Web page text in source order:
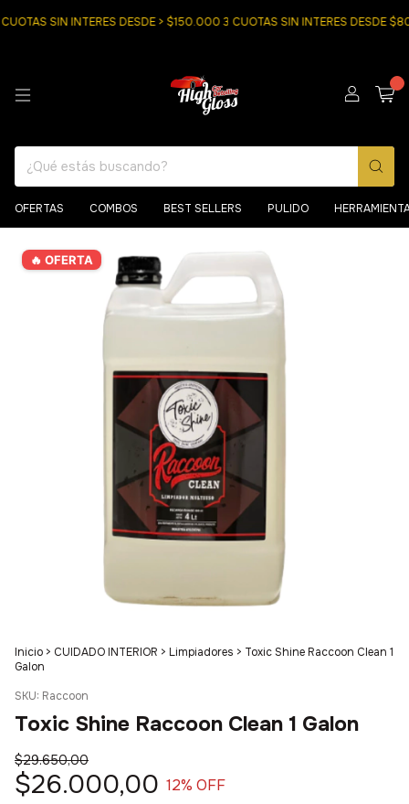
SIN INTERES DESDE > $150.000 3 CUOTAS SIN INTERES DESDE
OFERTAS COMBOS BEST SELLERS PULIDO
🔥 OFERTA
Inicio > CUIDADO INTERIOR > Limpiadores > Toxic Shine Raccoon Clean 1
Galon
SKU: Raccoon
Toxic Shine Raccoon Clean 1 Galon
$29.650,00
$26.000,00 12% OFF